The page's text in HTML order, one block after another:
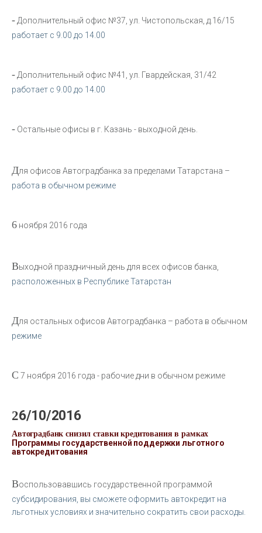
- Дополнительный офис №37, ул. Чистопольская, д.16/15
работает с 9.00 до 14.00
- Дополнительный офис №41, ул. Гвардейская, 31/42
работает с 9.00 до 14.00
- Остальные офисы в г. Казань - выходной день.
Для офисов Автоградбанка за пределами Татарстана –
работа в обычном режиме
6 ноября 2016 года
Выходной праздничный день для всех офисов банка,
расположенных в Республике Татарстан
Для остальных офисов Автоградбанка – работа в обычном
режиме
С 7 ноября 2016 года - рабочие дни в обычном режиме
26/10/2016
Автоградбанк снизил ставки кредитования в рамках
Программы государственной поддержки льготного
автокредитования
Воспользовавшись государственной программой
субсидирования, вы сможете оформить автокредит на
льготных условиях и значительно сократить свои расходы.